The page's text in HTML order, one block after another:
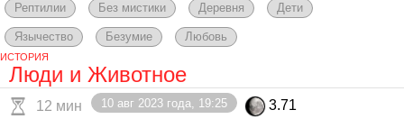
Рептилии Без мистики Деревня Дети
Язычество Безумие Любовь
ИСТОРИЯ
Люди и Животное
12 мин 10 авг 2023 года, 19:25
3.71